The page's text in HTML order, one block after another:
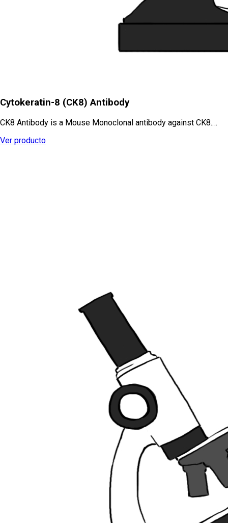
Cytokeratin-8 (CK8) Antibody
CK8 Antibody is a Mouse Monoclonal antibody against CK8.…
Ver producto